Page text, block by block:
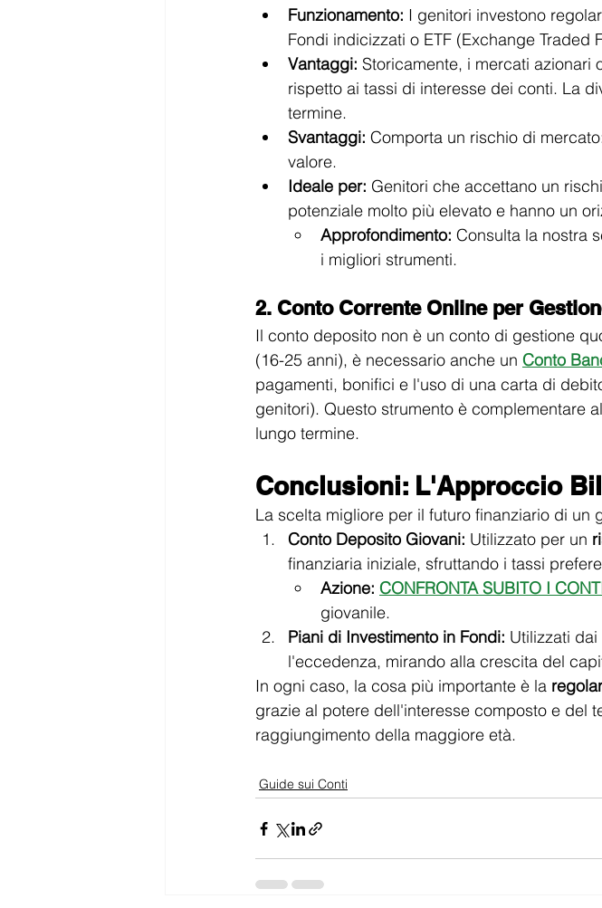
Funzionamento: I genitori investono
Fondi indicizzati o ETF (Exchange Traded
Vantaggi: Storicamente, i mercati azionari
rispetto ai tassi di interesse dei conti. La
termine.
Svantaggi: Comporta un rischio di
valore.
Ideale per: Genitori che accettano un
potenziale molto più elevato e hanno un
Approfondimento: Consulta la nostra
i migliori strumenti.
2. Conto Corrente Online per
Il conto deposito non è un conto di gestione
(16-25 anni), è necessario anche un Conto
pagamenti, bonifici e l'uso di una carta di
genitori). Questo strumento è complementare
lungo termine.
Conclusioni: L'Approccio
La scelta migliore per il futuro finanziario di un
Conto Deposito Giovani: Utilizzato per un
finanziaria iniziale, sfruttando i tassi
Azione: CONFRONTA SUBITO I
giovanile.
Piani di Investimento in Fondi: Utilizzati
l'eccedenza, mirando alla crescita del
In ogni caso, la cosa più importante è la
grazie al potere dell'interesse composto e del
raggiungimento della maggiore età.
Guide sui Conti